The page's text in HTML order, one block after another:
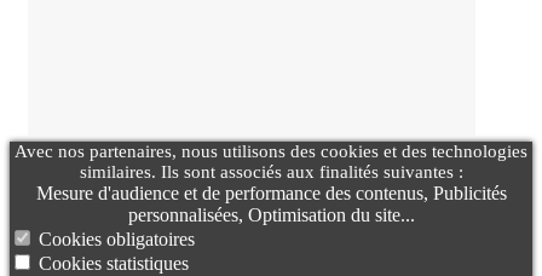
Avec nos partenaires, nous utilisons des cookies et des technologies
similaires. Ils sont associés aux finalités suivantes :
Mesure d'audience et de performance des contenus, Publicités
personnalisées, Optimisation du site...
Cookies obligatoires
Cookies statistiques